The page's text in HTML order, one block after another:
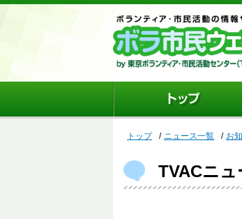
トップ ニュース一覧 お
TVACニュ